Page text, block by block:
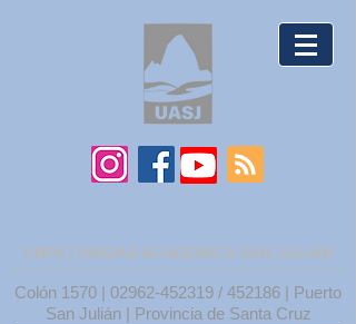
UNPA | UNIDAD ACADÉMICA SAN JULIÁN
Colón 1570 | 02962-452319 / 452186 | Puerto
San Julián | Provincia de Santa Cruz